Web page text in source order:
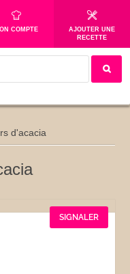
COMPTE
AJOUTER UNE
RECETTE
d'acacia
SIGNALER